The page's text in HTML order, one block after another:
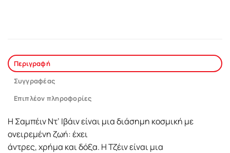
Περιγραφή
Συγγραφέας
Επιπλέον πληροφορίες
Η Σαμπέιν Ντ’ Ιβάιν είναι μια διάσημη κοσμική με
ονειρεμένη ζωή: έχει
άντρες, χρήμα και δόξα. Η Τζέιν είναι μια